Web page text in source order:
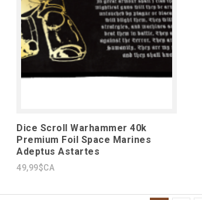
Dice Scroll Warhammer 40k
Premium Foil Space Marines
Adeptus Astartes
49,99$CA